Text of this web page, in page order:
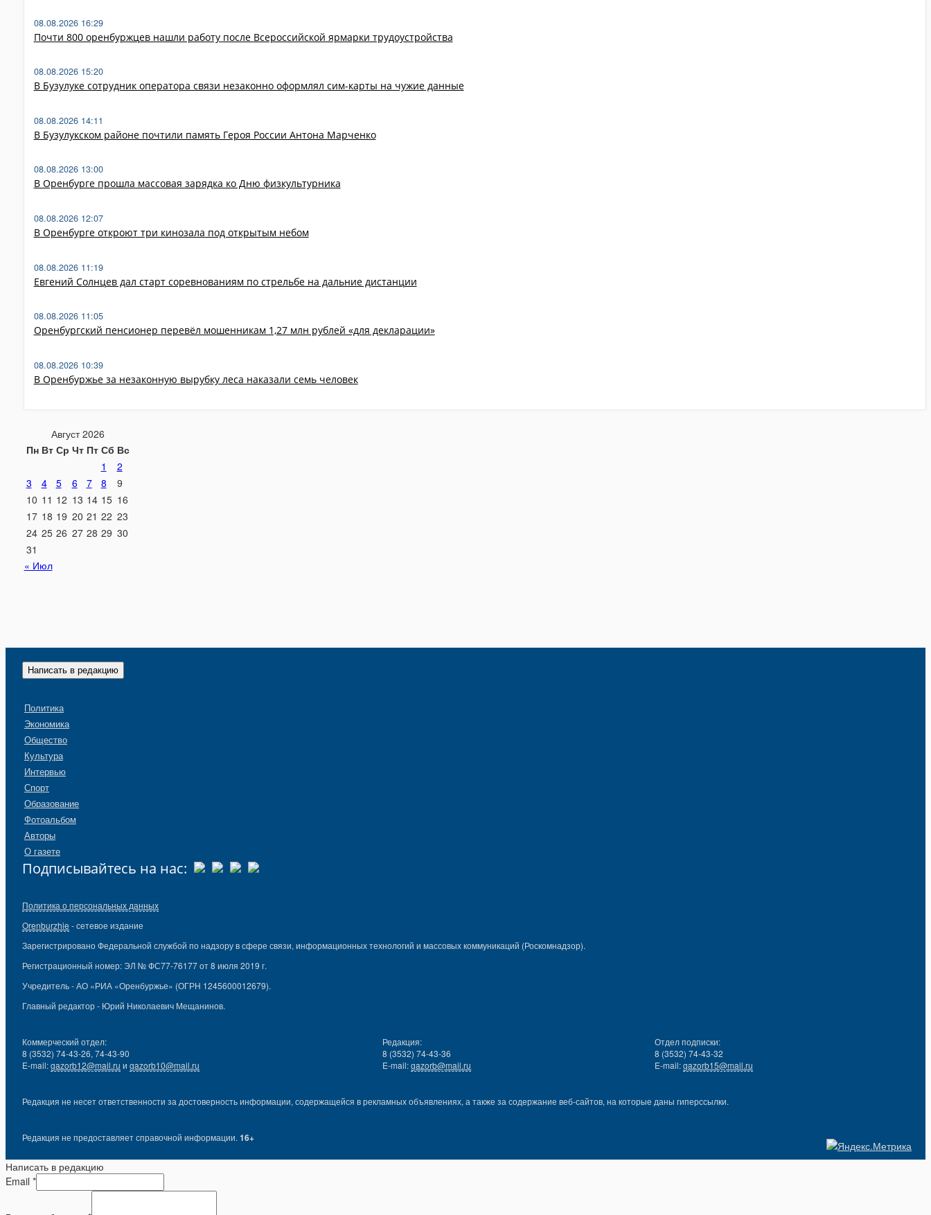
Почти 800 оренбуржцев нашли работу после Всероссийской ярмарки трудоустройства
08.08.2026 16:29
В Бузулуке сотрудник оператора связи незаконно оформлял сим-карты на чужие данные
08.08.2026 15:20
В Бузулукском районе почтили память Героя России Антона Марченко
08.08.2026 14:11
В Оренбурге прошла массовая зарядка ко Дню физкультурника
08.08.2026 13:00
В Оренбурге откроют три кинозала под открытым небом
08.08.2026 12:07
Евгений Солнцев дал старт соревнованиям по стрельбе на дальние дистанции
08.08.2026 11:19
Оренбургский пенсионер перевёл мошенникам 1,27 млн рублей «для декларации»
08.08.2026 11:05
В Оренбуржье за незаконную вырубку леса наказали семь человек
08.08.2026 10:39
Август 2026
Пн Вт Ср Чт Пт Сб Вс
1
2
3
4 5 6 7 8
9
10 11 12 13 14 15 16
17 18 19 20 21 22 23
24 25 26 27 28 29 30
31
« Июл
Написать в редакцию
Политика
Экономика
Общество
Культура
Интервью
Спорт
Образование
Фотоальбом
Авторы
О газете
Подписывайтесь на нас:
Политика о персональных данных
Orenburzhie - сетевое издание
Зарегистрировано Федеральной службой по надзору в сфере связи, информационных технологий и массовых коммуникаций (Роскомнадзор).
Регистрационный номер: ЭЛ № ФС77-76177 от 8 июля 2019 г.
Учредитель - АО «РИА «Оренбуржье» (ОГРН 1245600012679).
Главный редактор - Юрий Николаевич Мещанинов.
Коммерческий отдел:
8 (3532) 74-43-26, 74-43-90
E-mail:gazorb12@mail.ru и gazorb10@mail.ru
Редакция:
8 (3532) 74-43-36
E-mail:gazorb@mail.ru
Отдел подписки:
8 (3532) 74-43-32
E-mail:gazorb15@mail.ru
Редакция не несет ответственности за достоверность информации, содержащейся в рекламных объявлениях, а также за содержание веб-сайтов, на которые даны гиперссылки.
Редакция не предоставляет справочной информации. 16+
Написать в редакцию
Email *